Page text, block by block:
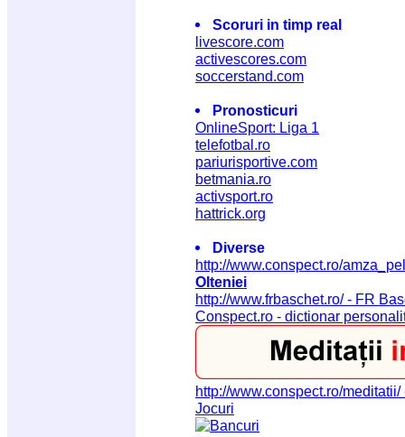
Scoruri in timp real
livescore.com
activescores.com
soccerstand.com
Pronosticuri
OnlineSport: Liga 1
telefotbal.ro
pariurisportive.com
betmania.ro
activsport.ro
hattrick.org
Diverse
http://www.conspect.ro/
Olteniei
http://www.frbaschet.ro/ - FR
Conspect.ro - dictionar
http://www.conspect.ro/
Jocuri